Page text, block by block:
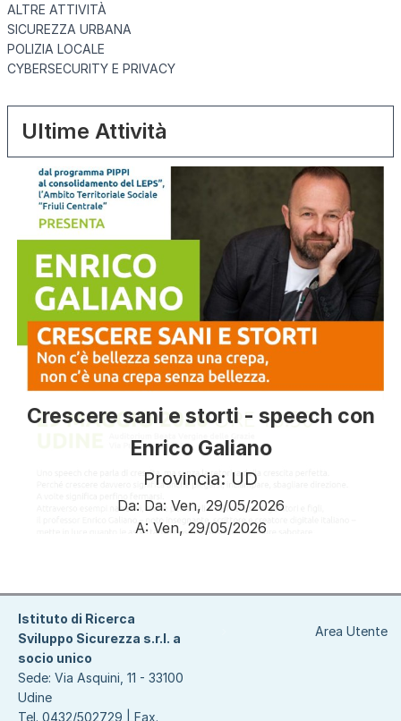
ALTRE ATTIVITÀ
SICUREZZA URBANA
POLIZIA LOCALE
CYBERSECURITY E PRIVACY
Ultime Attività
Crescere sani e storti - speech con
Enrico Galiano
Provincia: UD
Da: Da: Ven, 29/05/2026
A: Ven, 29/05/2026
Area Utente
Istituto di Ricerca
Sviluppo Sicurezza s.r.l. a
socio unico
Sede: Via Asquini, 11 - 33100
Udine
Tel. 0432/502729 | Fax.